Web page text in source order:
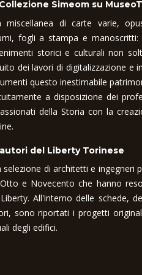
Simeom su
miscellanea di carte varie,
fogli a stampa e manoscritti:
storici e culturali non
dei lavori di digitalizzazione e
questo inestimabile
a disposizione dei
della Storia con la
del Liberty Torinese
selezione di architetti e ingegneri
e Novecento che hanno
All'interno delle schede,
sono riportati i progetti
degli edifici.